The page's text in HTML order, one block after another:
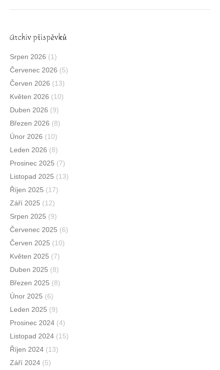
Archív příspěvků
Srpen 2026 (1)
Červenec 2026 (5)
Červen 2026 (13)
Květen 2026 (10)
Duben 2026 (9)
Březen 2026 (8)
Únor 2026 (10)
Leden 2026 (8)
Prosinec 2025 (7)
Listopad 2025 (13)
Říjen 2025 (17)
Září 2025 (12)
Srpen 2025 (9)
Červenec 2025 (6)
Červen 2025 (10)
Květen 2025 (7)
Duben 2025 (8)
Březen 2025 (8)
Únor 2025 (6)
Leden 2025 (9)
Prosinec 2024 (4)
Listopad 2024 (15)
Říjen 2024 (13)
Září 2024 (5)